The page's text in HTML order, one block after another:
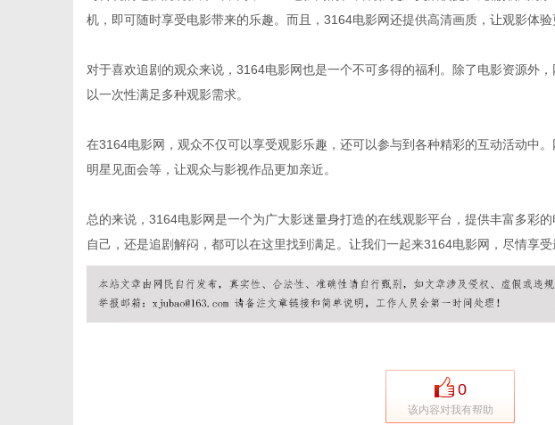
机，即可随时享受电影带来的乐趣。而且，3164电影网还提供高清画质，让观影体验
对于喜欢追剧的观众来说，3164电影网也是一个不可多得的福利。除了电影资源外
以一次性满足多种观影需求。
在3164电影网，观众不仅可以享受观影乐趣，还可以参与到各种精彩的互动活动中
明星见面会等，让观众与影视作品更加亲近。
总的来说，3164电影网是一个为广大影迷量身打造的在线观影平台，提供丰富多彩
自己，还是追剧解闷，都可以在这里找到满足。让我们一起来3164电影网，尽情享受
0
该内容对我有帮助